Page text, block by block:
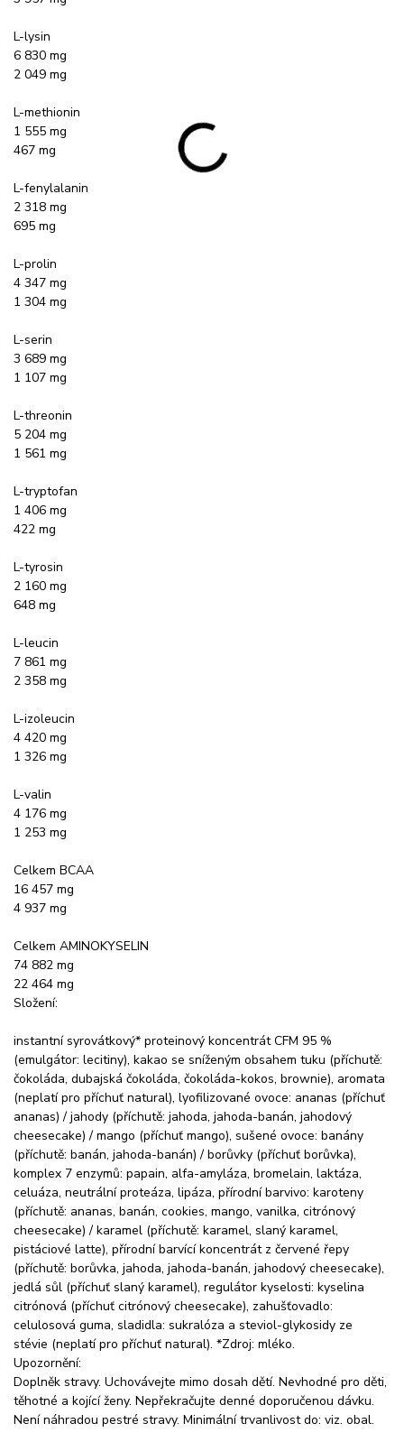
L-lysin
6 830 mg
2 049 mg
L-methionin
1 555 mg
467 mg
L-fenylalanin
2 318 mg
695 mg
L-prolin
4 347 mg
1 304 mg
L-serin
3 689 mg
1 107 mg
L-threonin
5 204 mg
1 561 mg
L-tryptofan
1 406 mg
422 mg
L-tyrosin
2 160 mg
648 mg
L-leucin
7 861 mg
2 358 mg
L-izoleucin
4 420 mg
1 326 mg
L-valin
4 176 mg
1 253 mg
Celkem BCAA
16 457 mg
4 937 mg
Celkem AMINOKYSELIN
74 882 mg
22 464 mg
Složení:
instantní syrovátkový* proteinový koncentrát CFM 95 %
(emulgátor: lecitiny), kakao se sníženým obsahem tuku (příchutě:
čokoláda, dubajská čokoláda, čokoláda-kokos, brownie), aromata
(neplatí pro příchuť natural), lyofilizované ovoce: ananas (příchuť
ananas) / jahody (příchutě: jahoda, jahoda-banán, jahodový
cheesecake) / mango (příchuť mango), sušené ovoce: banány
(příchutě: banán, jahoda-banán) / borůvky (příchuť borůvka),
komplex 7 enzymů: papain, alfa-amyláza, bromelain, laktáza,
celuáza, neutrální proteáza, lipáza, přírodní barvivo: karoteny
(příchutě: ananas, banán, cookies, mango, vanilka, citrónový
cheesecake) / karamel (příchutě: karamel, slaný karamel,
pistáciové latte), přírodní barvící koncentrát z červené řepy
(příchutě: borůvka, jahoda, jahoda-banán, jahodový cheesecake),
jedlá sůl (příchuť slaný karamel), regulátor kyselosti: kyselina
citrónová (příchuť citrónový cheesecake), zahušťovadlo:
celulosová guma, sladidla: sukralóza a steviol-glykosidy ze
stévie (neplatí pro příchuť natural). *Zdroj: mléko.
Upozornění:
Doplněk stravy. Uchovávejte mimo dosah dětí. Nevhodné pro děti,
těhotné a kojící ženy. Nepřekračujte denné doporučenou dávku.
Není náhradou pestré stravy. Minimální trvanlivost do: viz. obal.